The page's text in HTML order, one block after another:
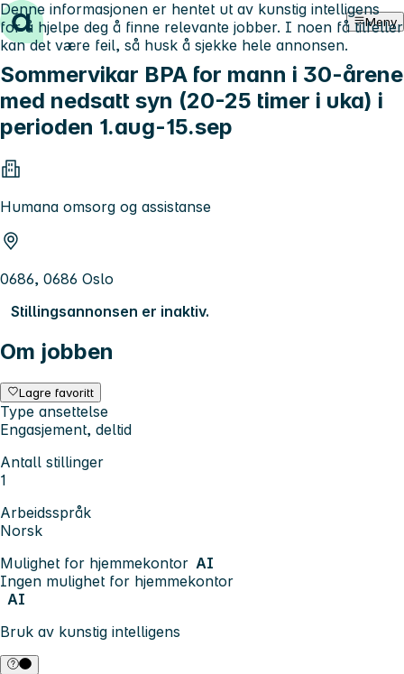
Hopp til innhold Meny
Sommervikar BPA for mann i 30-årene
med nedsatt syn (20-25 timer i uka) i
perioden 1.aug-15.sep
Humana omsorg og assistanse
0686, 0686 Oslo
Stillingsannonsen er inaktiv.
Om jobben
Lagre favoritt
Type ansettelse
Engasjement, deltid
Antall stillinger
1
Arbeidsspråk
Norsk
Mulighet for hjemmekontor AI
Ingen mulighet for hjemmekontor
AI
Bruk av kunstig intelligens
Denne informasjonen er hentet ut av kunstig intelligens
for å hjelpe deg å finne relevante jobber. I noen få tilfeller
kan det være feil, så husk å sjekke hele annonsen.